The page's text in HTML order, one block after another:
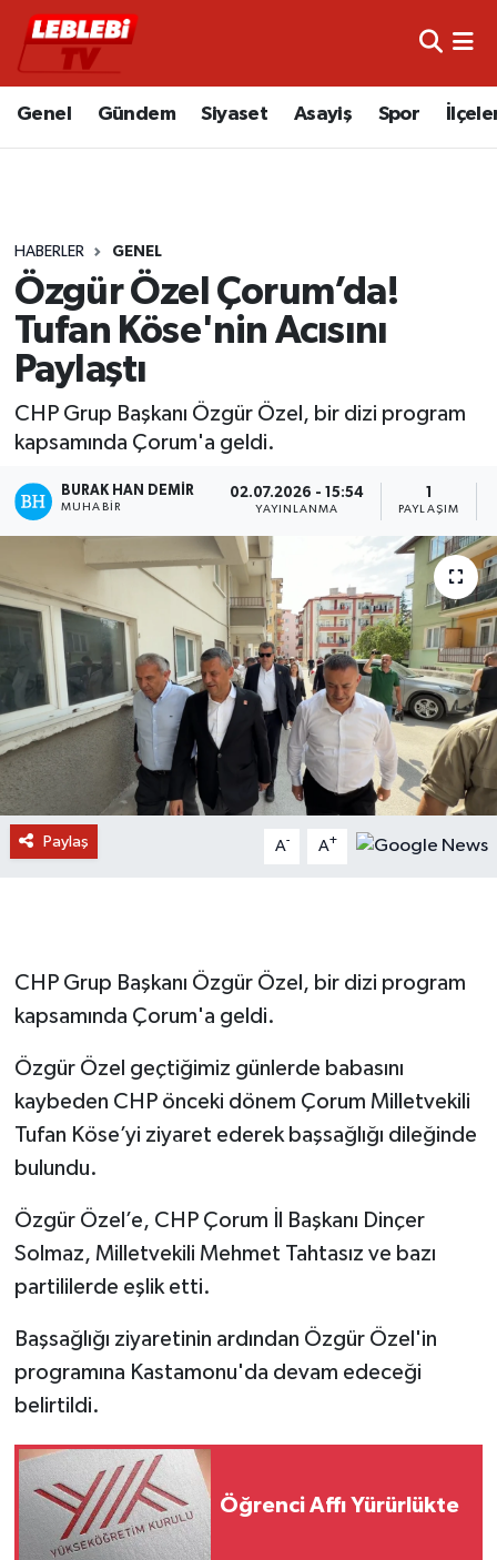
Genel Gündem Siyaset Asayiş Spor
HABERLER GENEL
Özgür Özel Çorum’da!
Tufan Köse'nin Acısını
Paylaştı
CHP Grup Başkanı Özgür Özel, bir dizi program
kapsamında Çorum'a geldi.
BURAK HAN DEMIR
MUHABIR
02.07.2026 - 15:54
YAYINLANMA
1
PAYLAŞIM
Paylaş A- A+
CHP Grup Başkanı Özgür Özel, bir dizi program
kapsamında Çorum'a geldi.
Özgür Özel geçtiğimiz günlerde babasını
kaybeden CHP önceki dönem Çorum Milletvekili
Tufan Köse’yi ziyaret ederek başsağlığı dileğinde
bulundu.
Özgür Özel’e, CHP Çorum İl Başkanı Dinçer
Solmaz, Milletvekili Mehmet Tahtasız ve bazı
partililerde eşlik etti.
Başsağlığı ziyaretinin ardından Özgür Özel'in
programına Kastamonu'da devam edeceği
belirtildi.
Öğrenci Affı Yürürlükte
Hava Durumu
Süper Lig Puan Durumu ve Fikstür
Tüm Manşetler
Son Dakika Haberleri
Haber Arşivi